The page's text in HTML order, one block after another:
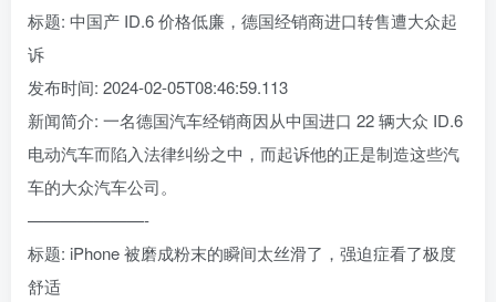
标题: 中国产 ID.6 价格低廉，德国经销商进口转售遭大众起
诉
发布时间: 2024-02-05T08:46:59.113
新闻简介: 一名德国汽车经销商因从中国进口 22 辆大众 ID.6
电动汽车而陷入法律纠纷之中，而起诉他的正是制造这些汽
车的大众汽车公司。
———————-
标题: iPhone 被磨成粉末的瞬间太丝滑了，强迫症看了极度
舒适